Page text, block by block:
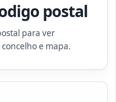
postal
para ver
e mapa.